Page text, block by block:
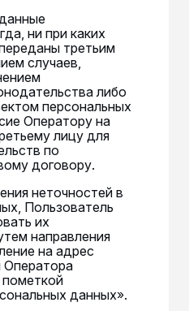
ни при каких
третьим
случаев,
либо
персональных
Оператору на
лицу для
по
договору.
неточностей в
Пользователь
их
направления
на адрес
Оператора
пометкой
данных».